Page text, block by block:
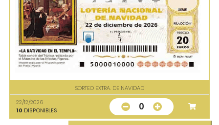
SORTEO EXTRA. DE NAVIDAD
22/12/2026
10 DISPONIBLES 0